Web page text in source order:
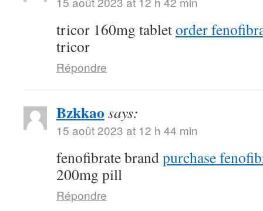
tricor 160mg tabletorder
tricor
Répondre
Bzkkao says:
15 août 2023 at 12 h 44 min
fenofibrate brandpurchase
200mg pill
Répondre